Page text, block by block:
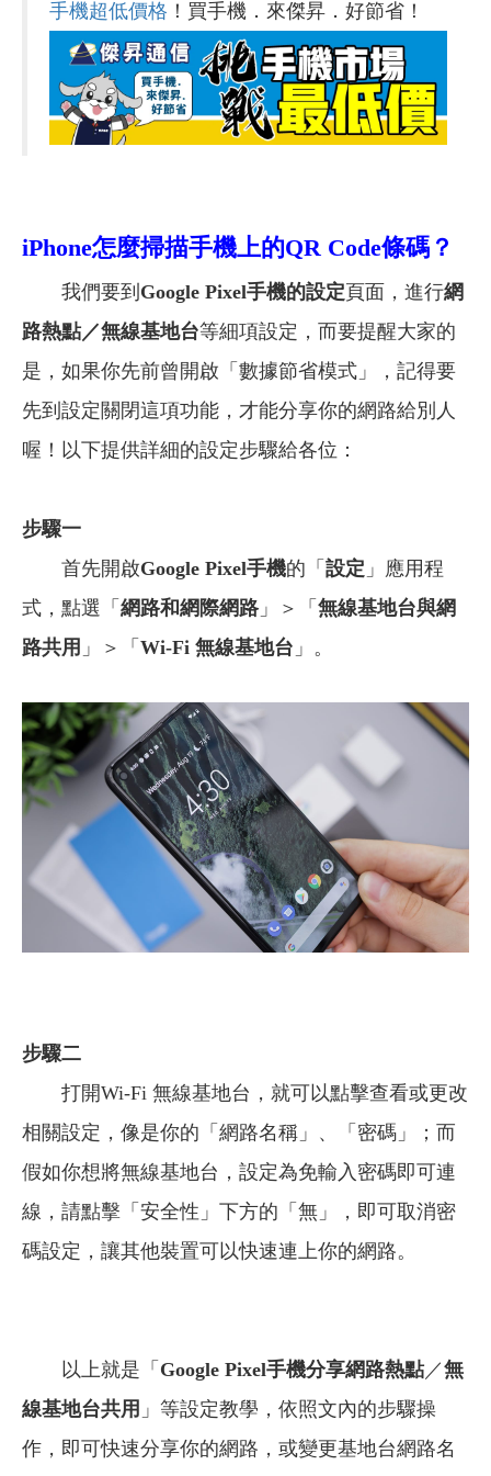
手機超低價格 ！買手機．來傑昇．好節省！
iPhone怎麼掃描手機上的QR Code條碼？
我們要到 Google Pixel手機的設定頁面，進行網
路熱點／無線基地台等細項設定，而要提醒大家的
是，如果你先前曾開啟「數據節省模式」，記得要
先到設定關閉這項功能，才能分享你的網路給別人
喔！以下提供詳細的設定步驟給各位：
步驟一
首先開啟Google Pixel手機的「 設定 」應用程
式，點選「 網路和網際網路 」＞「 無線基地台與網
路共用 」＞「 Wi-Fi 無線基地台 」。
步驟二
打開Wi-Fi 無線基地台，就可以點擊查看或更改
相關設定，像是你的「網路名稱」、「密碼」；而
假如你想將無線基地台，設定為免輸入密碼即可連
線，請點擊「安全性」下方的「無」，即可取消密
碼設定，讓其他裝置可以快速連上你的網路。
以上就是「 Google Pixel手機分享網路熱點／無
線基地台共用 」等設定教學，依照文內的步驟操
作，即可快速分享你的網路，或變更基地台網路名